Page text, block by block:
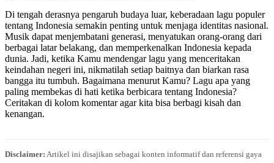
Di tengah derasnya pengaruh budaya luar, keberadaan lagu populer
tentang Indonesia semakin penting untuk menjaga identitas nasional.
Musik dapat menjembatani generasi, menyatukan orang-orang dari
berbagai latar belakang, dan memperkenalkan Indonesia kepada
dunia. Jadi, ketika Kamu mendengar lagu yang menceritakan
keindahan negeri ini, nikmatilah setiap baitnya dan biarkan rasa
bangga itu tumbuh. Bagaimana menurut Kamu? Lagu apa yang
paling membekas di hati ketika berbicara tentang Indonesia?
Ceritakan di kolom komentar agar kita bisa berbagi kisah dan
kenangan.
Disclaimer: Artikel ini disajikan sebagai konten informatif dan referensi gaya